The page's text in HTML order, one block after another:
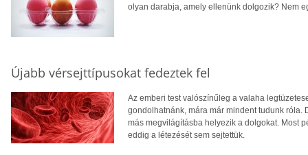
olyan darabja, amely ellenünk dolgozik? Nem
Újabb vérsejttípusokat fedeztek fel
Az emberi test valószínűleg a valaha
gondolhatnánk, mára már mindent tudunk
más megvilágításba helyezik a dolgokat. Most
eddig a létezését sem sejtettük.